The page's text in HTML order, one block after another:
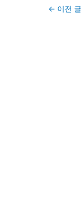
Post← 이전 글